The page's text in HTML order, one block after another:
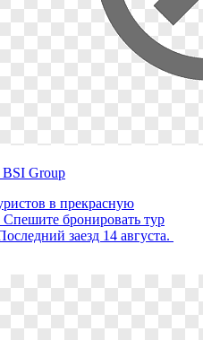
BSI Group
в прекрасную
бронировать тур
заезд 14 августа.